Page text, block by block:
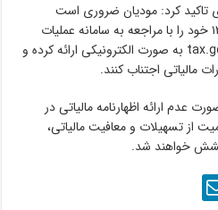
تاکید کرد: مودیان ضروری است
اظهارنامه مالیاتی عملکرد سال ۱۳۹۸ خود را با مراجعه به سامانه عملیات
الکترونیک مالیاتی به نشانی tax.gov.ir به صورت الکترونیکی ارائه کرده و
مالیاتی اجتناب کنند.
عدم ارائه اظهارنامه مالیاتی در
از تسهیلات و معافیت مالیاتی،
خواهند شد.